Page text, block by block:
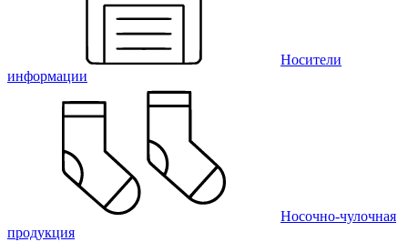
Носители
информации
Носочно-чулочная
продукция